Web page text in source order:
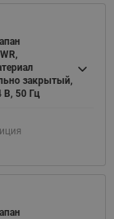
закрытый,
В, 50 Гц